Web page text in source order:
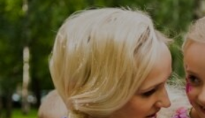
УЗНАТЬ БОЛЬШЕ